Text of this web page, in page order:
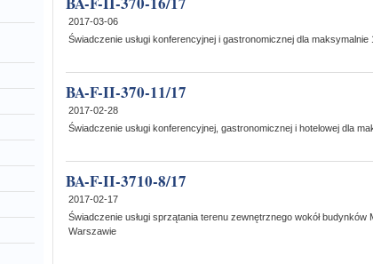
2017-03-06
Świadczenie usługi konferencyjnej i gastronomicznej dla maksymalnie
BA-F-II-370-11/17
2017-02-28
Świadczenie usługi konferencyjnej, gastronomicznej i hotelowej dla
BA-F-II-3710-8/17
2017-02-17
Świadczenie usługi sprzątania terenu zewnętrznego wokół
Warszawie